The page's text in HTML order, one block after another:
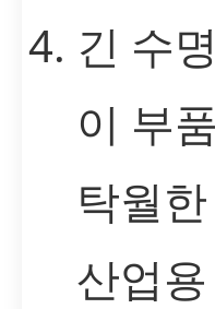
긴 수
이 부
탁월
산업